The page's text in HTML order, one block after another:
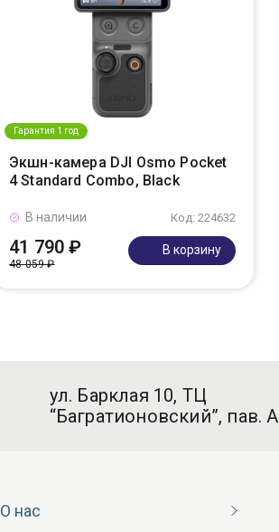
Гарантия 1 год
Экшн-камера DJI Osmo Pocket
4 Standard Combo, Black
Код: 224632
В наличии
41 790 ₽
48 059 ₽
В корзину
ул. Барклая 10, ТЦ
“Багратионовский”, пав.
О нас